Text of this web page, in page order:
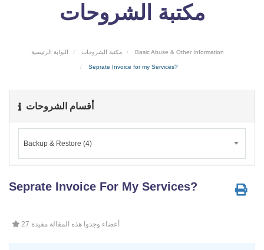
مكتبة الشروحات
البوابة الرئيسية مكتبة الشروحات Basic Abuse & Other Information
Seprate Invoice for my Services?
أقسام الشروحات
Backup & Restore (4)
Seprate Invoice For My Services?
27 أعضاء وجدوا هذه المقالة مفيدة